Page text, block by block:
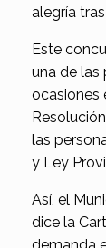
alegría
Este
una de las
ocasiones
las
y Ley
Así, el
dice la